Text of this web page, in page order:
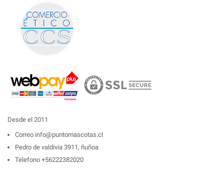
Desde el 2011
Correo info@puntomascotas.cl
Pedro de valdivia 3911, ñuñoa
Telefono +56222382020